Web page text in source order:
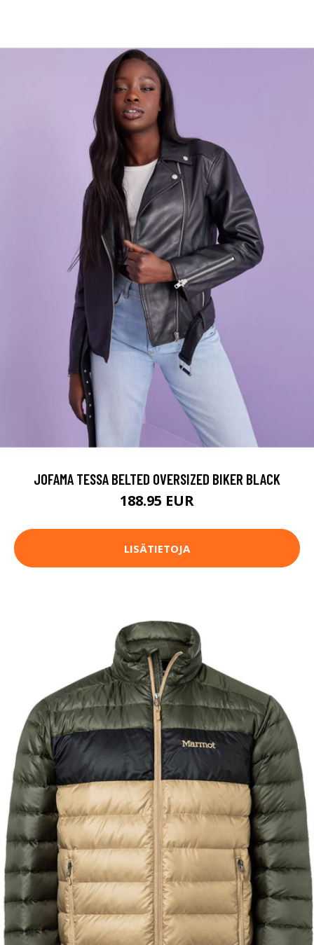
JOFAMA TESSA BELTED OVERSIZED BIKER BLACK
188.95 EUR
LISÄTIETOJA